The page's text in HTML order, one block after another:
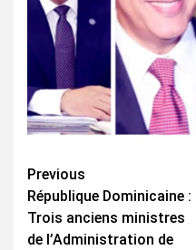
Continue
Reading
Previous
République Dominicaine :
Trois anciens ministres
de l’Administration de